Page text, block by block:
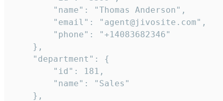
        "name": "Thomas Anderson",
        "email": "agent@jivosite.com",
        "phone": "+14083682346"
    },
    "department": {
        "id": 181,
        "name": "Sales"
    },